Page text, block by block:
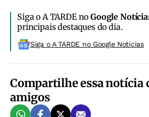
Siga o A TARDE noGoogle
principais destaques do dia.
Siga o A TARDE no Google Noticias
Compartilhe essa notícia
amigos